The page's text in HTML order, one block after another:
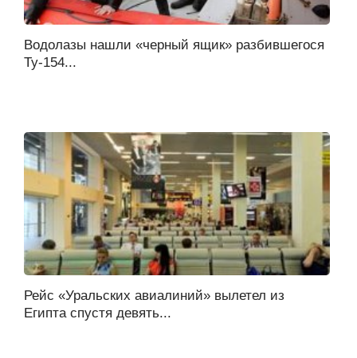
Водолазы нашли «черный ящик» разбившегося
Ту-154...
Рейс «Уральских авиалиний» вылетел из
Египта спустя девять...